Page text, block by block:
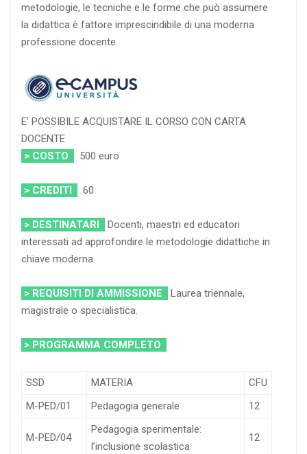
metodologie, le tecniche e le forme che può assumere
la didattica è fattore imprescindibile di una moderna
professione docente.
E’ POSSIBILE ACQUISTARE IL CORSO CON CARTA
DOCENTE
> COSTO
500 euro
> CREDITI 60
> DESTINATARI
Docenti, maestri ed educatori
interessati ad approfondire le metodologie didattiche in
chiave moderna.
> REQUISITI DI AMMISSIONE
Laurea triennale,
magistrale o specialistica.
> PROGRAMMA COMPLETO
SSD MATERIA
CFU
M-PED/01
Pedagogia generale 12
M-PED/04
Pedagogia sperimentale:
l’inclusione scolastica
12